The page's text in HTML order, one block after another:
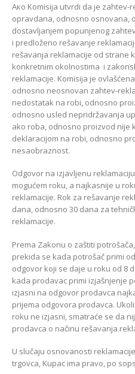
Ако Komisija utvrdi da je zahtev-
opravdana, odnosno osnovana,
dostavljanjem popunjenog
i predloženo rešavanje
rešavanja reklamacije od strane
konkretnim okolnostima i
reklamacije. Komisija je
odnosno neosnovan zahtev-
nedostatak na robi, odnosno
odnosno usled nepridržavanja
ako roba, odnosno proizvod nije
deklaracijom na robi, odnosno
nesaobraznost.
Odgovor na izjavljenu
mogućem roku, a najkasnije u
reklamacije. Rok za rešavanje
dana, odnosno 30 dana za
reklamacije.
Prema Zakonu o zaštiti
prekida se kada potrošač primi
odgovor koji se daje u roku od 8
kada prodavac primi izjašnjenje
izjasni na odgovor prodavca
prijema odgovora prodavca.
roku ne izjasni, smatraće se da
prodavca o načinu rešavanja
U slučaju osnovanosti
trgovca, Kupac ima pravo, po